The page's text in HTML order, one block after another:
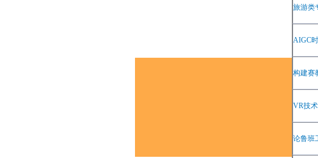
旅游类
AIGC
构建赛
VR技
论鲁班